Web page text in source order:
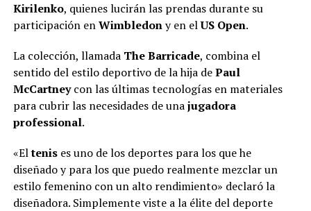
Kirilenko, quienes lucirán las prendas durante su
participación enWimbledony en elUS Open.
La colección, llamada The Barricade, combina el
sentido del estilo deportivo de la hija dePaul
McCartneycon las últimas tecnologías en materiales
para cubrir las necesidades de unajugadora
professional.
«Eltenises uno de los deportes para los que he
diseñado y para los que puedo realmente mezclar un
estilo femenino con un alto rendimiento» declaró la
diseñadora. Simplemente viste a la élite del deporte